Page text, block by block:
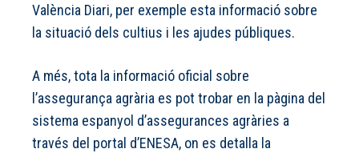
València Diari, per exemple esta informació sobre
la situació dels cultius i les ajudes públiques.
A més, tota la informació oficial sobre
l’assegurança agrària es pot trobar en la pàgina del
sistema espanyol d’assegurances agràries a
través del portal d’ENESA, on es detalla la